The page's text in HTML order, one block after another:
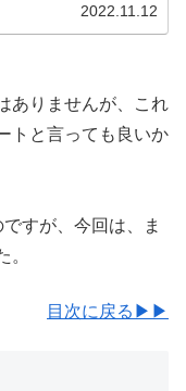
2022.11.12
ありませんが、これ
トと言っても良いか
すが、今回は、ま
。
目次に戻る▶▶